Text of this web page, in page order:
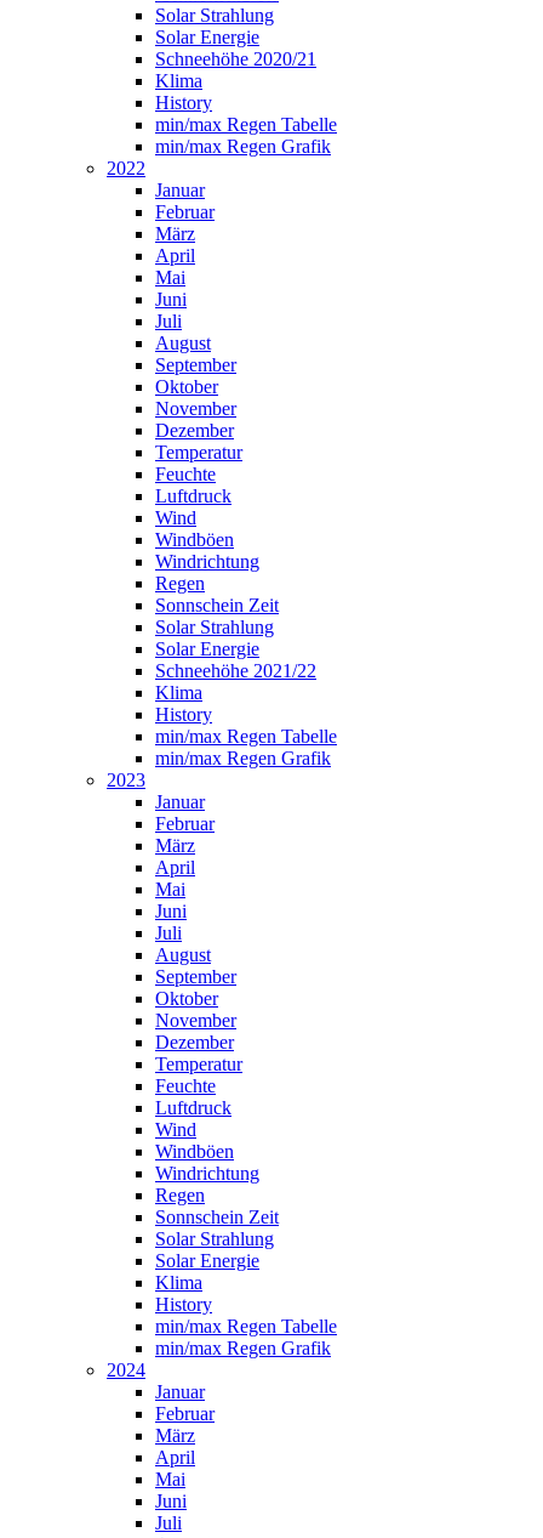
Solar Strahlung
Solar Energie
Schneehöhe 2020/21
Klima
History
min/max Regen Tabelle
min/max Regen Grafik
2022
Januar
Februar
März
April
Mai
Juni
Juli
August
September
Oktober
November
Dezember
Temperatur
Feuchte
Luftdruck
Wind
Windböen
Windrichtung
Regen
Sonnschein Zeit
Solar Strahlung
Solar Energie
Schneehöhe 2021/22
Klima
History
min/max Regen Tabelle
min/max Regen Grafik
2023
Januar
Februar
März
April
Mai
Juni
Juli
August
September
Oktober
November
Dezember
Temperatur
Feuchte
Luftdruck
Wind
Windböen
Windrichtung
Regen
Sonnschein Zeit
Solar Strahlung
Solar Energie
Klima
History
min/max Regen Tabelle
min/max Regen Grafik
2024
Januar
Februar
März
April
Mai
Juni
Juli